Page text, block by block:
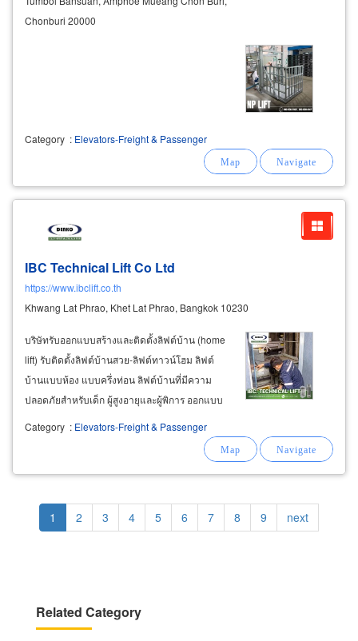
Chonburi 20000
Category : Elevators-Freight & Passenger
IBC Technical Lift Co Ltd
https://www.ibclift.co.th
Khwang Lat Phrao, Khet Lat Phrao, Bangkok 10230
บริษัทรับออกแบบสร้างและติดตั้งลิฟต์บ้าน (home
lift) รับติดตั้งลิฟต์บ้านสวย-ลิฟต์ทาวน์โฮม ลิฟต์
บ้านแบบห้อง แบบครึ่งท่อน ลิฟต์บ้านที่มีความ
ปลอดภัยสำหรับเด็ก ผู้สูงอายุและผู้พิการ ออกแบบ
บริษัทรับออกแบบติดตั้งลิฟต์โดยสาร ลิฟต์อาคาร
Category : Elevators-Freight & Passenger
Pagination
Current
page
1 Page
2 Page
3 Page
4 Page
5 Page
6 Page
7 Page
8 Page
9
Next
page
next
Related Category